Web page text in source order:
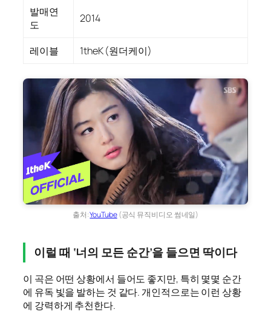
발매연
도
2014
레이블 1theK (원더케이)
출처:YouTube(공식 뮤직비디오 썸네일)
이럴 때 ‘너의 모든 순간’을 들으면 딱이다
이 곡은 어떤 상황에서 들어도 좋지만, 특히 몇몇 순간
에 유독 빛을 발하는 것 같다. 개인적으로는 이런 상황
에 강력하게 추천한다.